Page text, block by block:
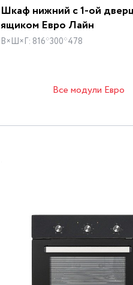
Шкаф нижний с 1-ой
ящиком Евро Лайн
В×Ш×Г: 816*300*478
Все модули Евро